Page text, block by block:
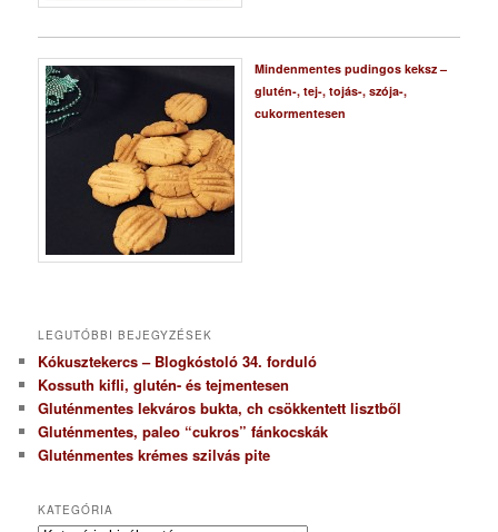
Mindenmentes pudingos keksz –
glutén-, tej-, tojás-, szója-,
cukormentesen
LEGUTÓBBI BEJEGYZÉSEK
Kókusztekercs – Blogkóstoló 34. forduló
Kossuth kifli, glutén- és tejmentesen
Gluténmentes lekváros bukta, ch csökkentett lisztből
Gluténmentes, paleo “cukros” fánkocskák
Gluténmentes krémes szilvás pite
KATEGÓRIA